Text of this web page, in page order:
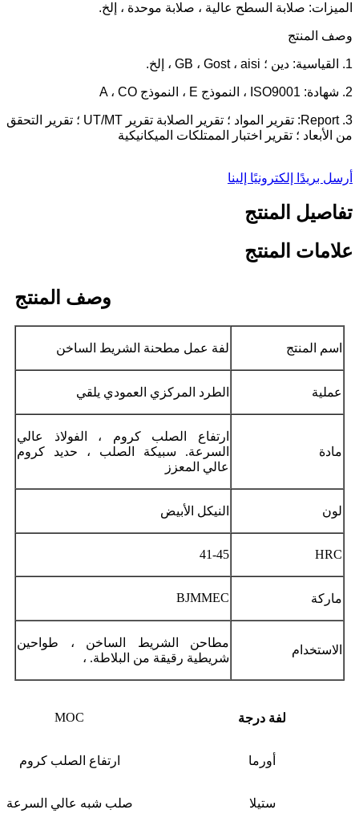
الميزات: صلابة السطح عالية ، صلابة موحدة ، إلخ.
وصف المنتج
1. القياسية: دين ؛ GB ، Gost ، aisi ، إلخ.
2. شهادة: ISO9001 ، النموذج E ، النموذج A ، CO
3. Report: تقرير المواد ؛ تقرير الصلابة تقرير UT/MT ؛ تقرير التحقق
من الأبعاد ؛ تقرير اختبار الممتلكات الميكانيكية
أرسل بريدًا إلكترونيًا إلينا
تفاصيل المنتج
علامات المنتج
وصف المنتج
اسم المنتج لفة عمل مطحنة الشريط الساخن
عملية الطرد المركزي العمودي يلقي
مادة
ارتفاع الصلب كروم ، الفولاذ عالي
السرعة. سبيكة الصلب ، حديد كروم
عالي المعزز
لون النيكل الأبيض
HRC
41-45
ماركة BJMMEC
الاستخدام
مطاحن الشريط الساخن ، طواحين
شريطية رقيقة من البلاطة. ،
لفة درجة MOC
أورما ارتفاع الصلب كروم
ستيلا صلب شبه عالي السرعة